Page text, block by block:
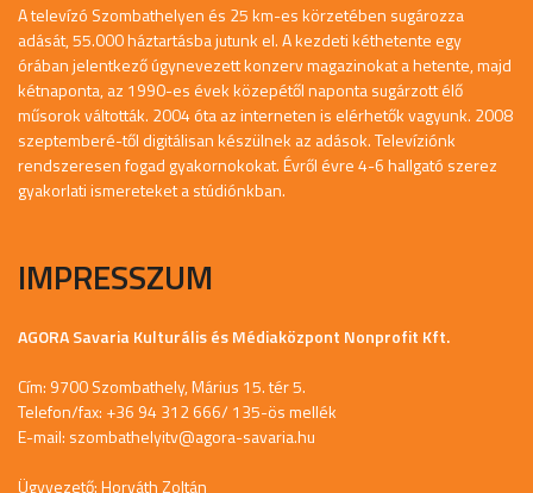
A televízó Szombathelyen és 25 km-es körzetében sugározza
adását, 55.000 háztartásba jutunk el. A kezdeti kéthetente egy
órában jelentkező úgynevezett konzerv magazinokat a hetente, majd
kétnaponta, az 1990-es évek közepétől naponta sugárzott élő
műsorok váltották. 2004 óta az interneten is elérhetők vagyunk. 2008
szeptemberé-től digitálisan készülnek az adások. Televíziónk
rendszeresen fogad gyakornokokat. Évről évre 4-6 hallgató szerez
gyakorlati ismereteket a stúdiónkban.
IMPRESSZUM
AGORA Savaria Kulturális és Médiaközpont Nonprofit Kft.
Cím: 9700 Szombathely, Márius 15. tér 5.
Telefon/fax: +36 94 312 666/ 135-ös mellék
E-mail: szombathelyitv@agora-savaria.hu
Ügyvezető: Horváth Zoltán